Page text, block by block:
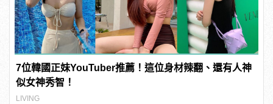
7位韓國正妹YouTuber推薦！這位身材辣翻、還有人神
似女神秀智！
LIVING